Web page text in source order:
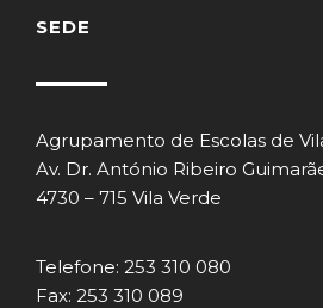
SEDE
Agrupamento de Escolas de
Av. Dr. António Ribeiro
4730 – 715 Vila Verde
Telefone: 253 310 080
Fax: 253 310 089